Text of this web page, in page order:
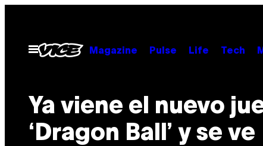
contenido
Abrir
Menú
Magazine Pulse Life Tech
Ya viene el nuevo
‘Dragon Ball’ y se ve